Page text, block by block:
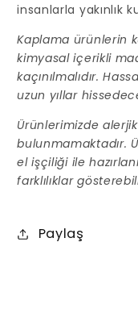
insanlarla yakınlık
Kaplama ürünlerin
kimyasal içerikli
kaçınılmalıdır.
uzun yıllar
Ürünlerimizde
bulunmamaktadır.
el işçiliği ile
farklılıklar
Paylaş